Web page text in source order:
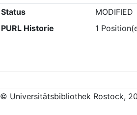
Status
MODIFIED
PURL Historie
1
© Universitätsbibliothek Rostock,